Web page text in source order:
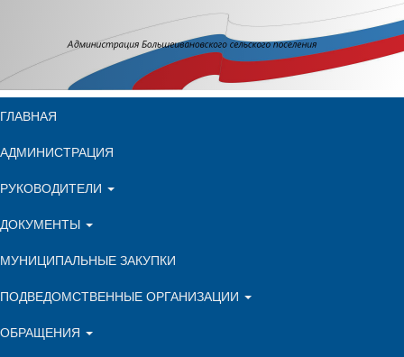
ГЛАВНАЯ
АДМИНИСТРАЦИЯ
РУКОВОДИТЕЛИ
ДОКУМЕНТЫ
МУНИЦИПАЛЬНЫЕ ЗАКУПКИ
ПОДВЕДОМСТВЕННЫЕ ОРГАНИЗАЦИИ
ОБРАЩЕНИЯ